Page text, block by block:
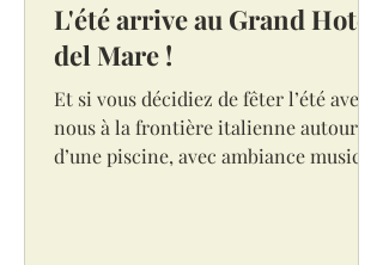
L'été arrive au Grand Hotel
del Mare !
Et si vous décidiez de fêter l’été avec
nous à la frontière italienne autour
d’une piscine, avec ambiance musicale